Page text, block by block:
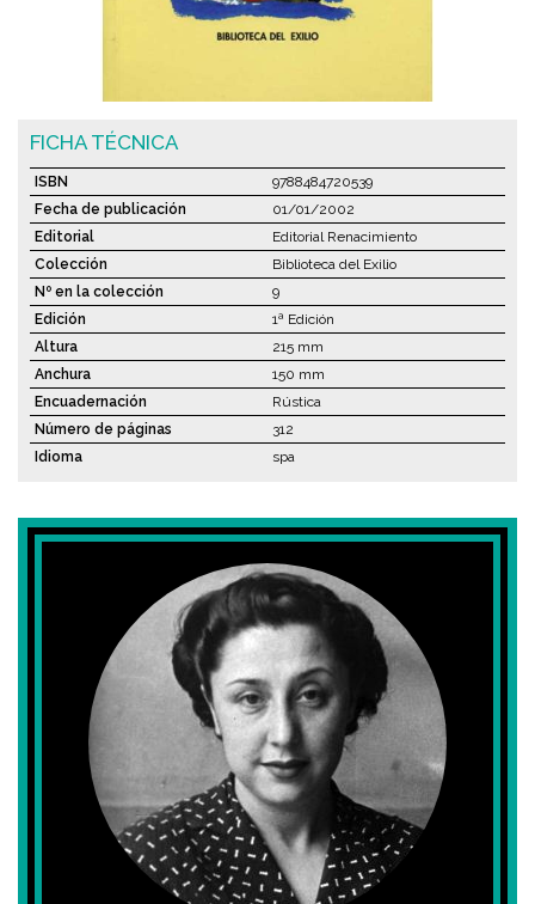
FICHA TÉCNICA
ISBN
9788484720539
Fecha de publicación
01/01/2002
Editorial
Editorial Renacimiento
Colección
Biblioteca del Exilio
Nº en la colección
9
Edición
1ª Edición
Altura
215 mm
Anchura
150 mm
Encuadernación
Rústica
Número de páginas
312
Idioma
spa